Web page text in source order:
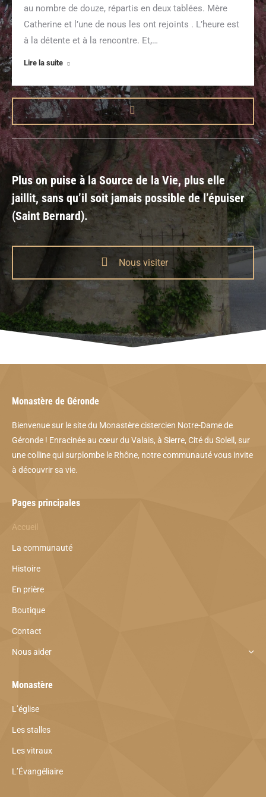
au nombre de douze, répartis en deux tablées. Mère
Catherine et l’une de nous les ont rejoints . L’heure est
à la détente et à la rencontre. Et,…
Lire la suite
Plus on puise à la Source de la Vie, plus elle
jaillit, sans qu’il soit jamais possible de l’épuiser
(Saint Bernard).
Nous visiter
Monastère de Géronde
Bienvenue sur le site du Monastère cistercien Notre-Dame de
Géronde ! Enracinée au cœur du Valais, à Sierre, Cité du Soleil, sur
une colline qui surplombe le Rhône, notre communauté vous invite
à découvrir sa vie.
Pages principales
Accueil
La communauté
Histoire
En prière
Boutique
Contact
Nous aider
Monastère
L’église
Les stalles
Les vitraux
L’Évangéliaire